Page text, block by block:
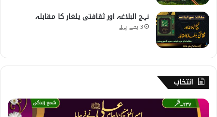
نہج البلاغہ اور ثقافتی یلغار کا مقابلہ
3 ہفتے پہلے
انتخاب
2